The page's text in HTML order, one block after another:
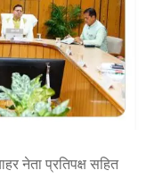
नेता प्रतिपक्ष सहित